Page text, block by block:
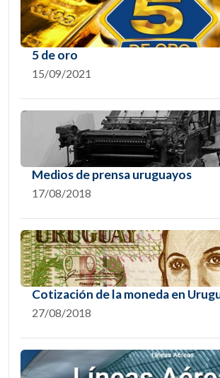
5 de oro
15/09/2021
Medios de prensa uruguayos
17/08/2018
Cotización de la moneda en
27/08/2018